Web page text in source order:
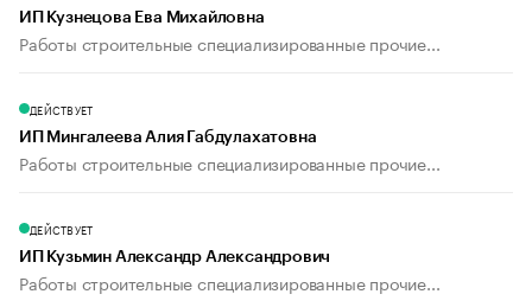
ИП Кузнецова Ева Михайловна
Работы строительные специализированные прочие...
ДЕЙСТВУЕТ
ИП Мингалеева Алия Габдулахатовна
Работы строительные специализированные прочие...
ДЕЙСТВУЕТ
ИП Кузьмин Александр Александрович
Работы строительные специализированные прочие...